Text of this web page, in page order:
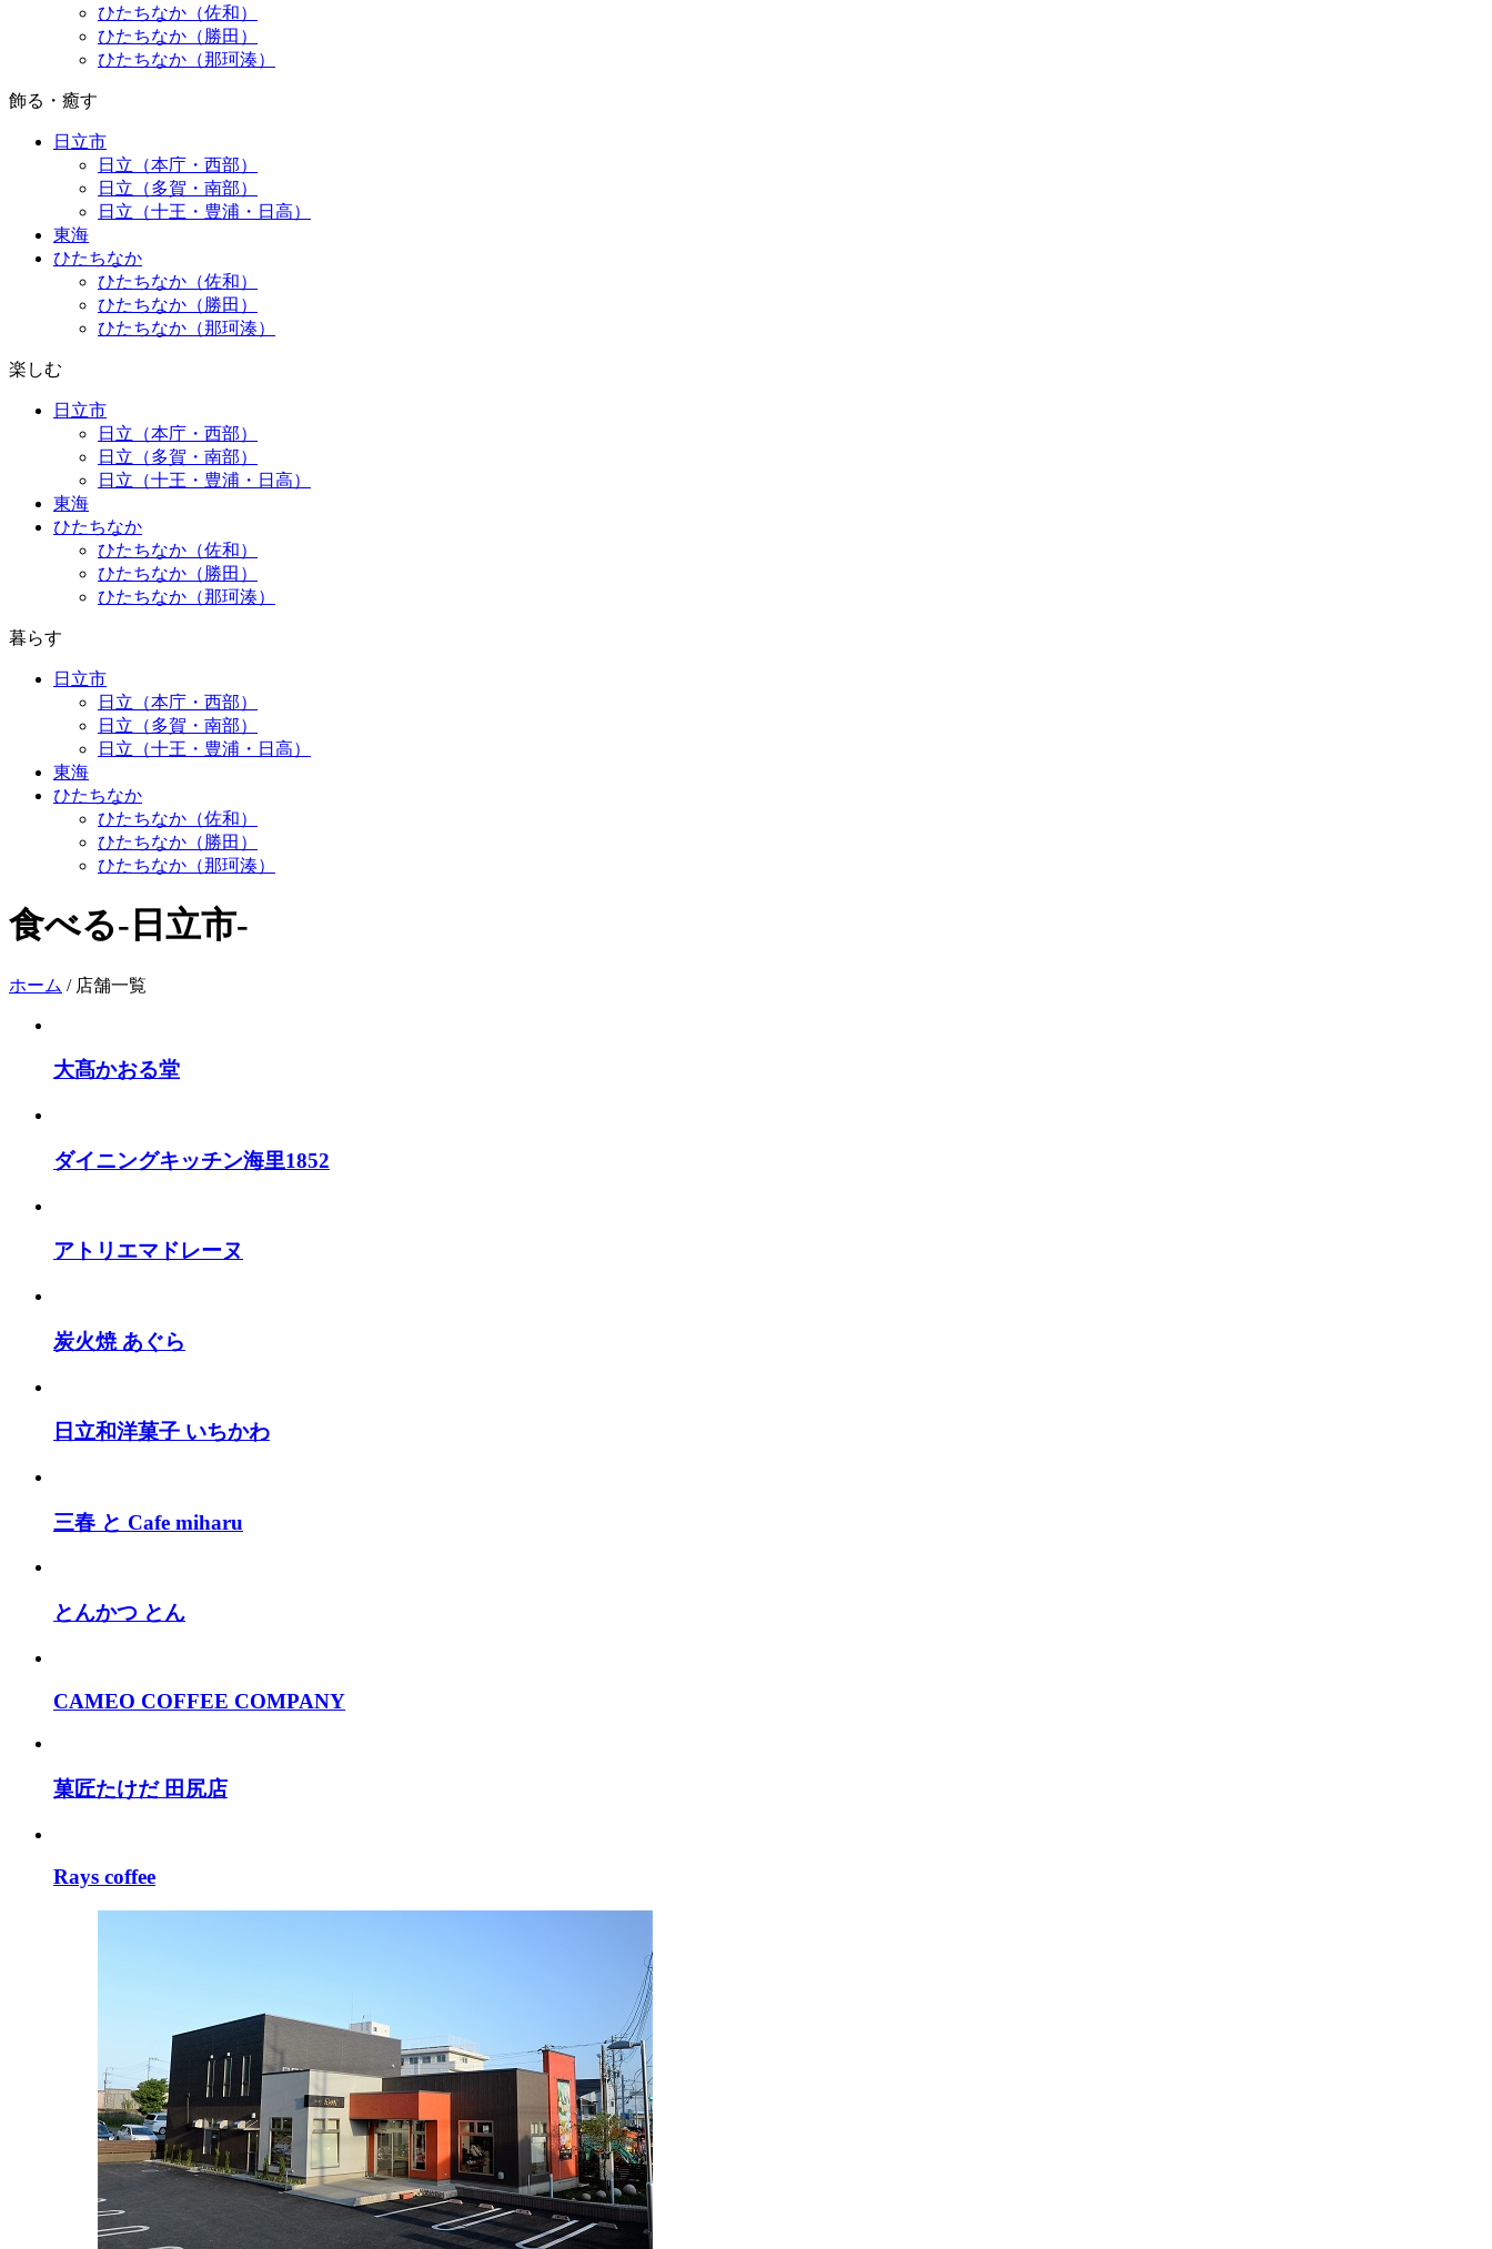
ひたちなか（佐和）
ひたちなか（勝田）
ひたちなか（那珂湊）
飾る・癒す
日立市
日立（本庁・西部）
日立（多賀・南部）
日立（十王・豊浦・日高）
東海
ひたちなか
ひたちなか（佐和）
ひたちなか（勝田）
ひたちなか（那珂湊）
楽しむ
日立市
日立（本庁・西部）
日立（多賀・南部）
日立（十王・豊浦・日高）
東海
ひたちなか
ひたちなか（佐和）
ひたちなか（勝田）
ひたちなか（那珂湊）
暮らす
日立市
日立（本庁・西部）
日立（多賀・南部）
日立（十王・豊浦・日高）
東海
ひたちなか
ひたちなか（佐和）
ひたちなか（勝田）
ひたちなか（那珂湊）
食べる-日立市-
ホーム / 店舗一覧
大髙かおる堂
ダイニングキッチン海里1852
アトリエマドレーヌ
炭火焼 あぐら
日立和洋菓子 いちかわ
三春 と Cafe miharu
とんかつ とん
CAMEO COFFEE COMPANY
菓匠たけだ 田尻店
Rays coffee